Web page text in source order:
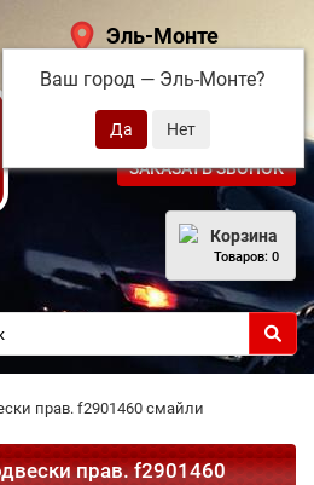
Эль-Монте
Ваш город — Эль-Монте?
+7 (495) 108-68-71
ЗАКАЗАТЬ ЗВОНОК
Корзина
Товаров: 0
прав. f2901460 смайли
прав. f2901460